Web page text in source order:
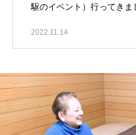
駆のイベント）行ってき
2022.11.14